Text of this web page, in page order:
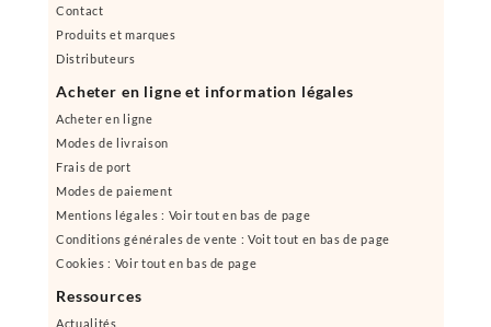
Contact
Produits et marques
Distributeurs
Acheter en ligne et information légales
Acheter en ligne
Modes de livraison
Frais de port
Modes de paiement
Mentions légales : Voir tout en bas de page
Conditions générales de vente : Voit tout en bas de page
Cookies : Voir tout en bas de page
Ressources
Actualités